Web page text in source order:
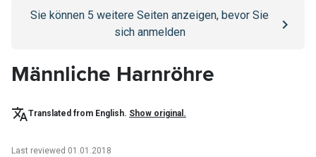
Go to/anmeldenpage
Sie können 5 weitere Seiten anzeigen, bevor Sie
sich anmelden
Männliche Harnröhre
Translated from English. Show original.
Last reviewed 01.01.2018